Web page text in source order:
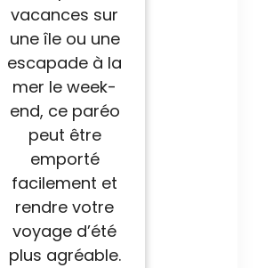
vacances sur
une île ou une
escapade à la
mer le week-
end, ce paréo
peut être
emporté
facilement et
rendre votre
voyage d’été
plus agréable.